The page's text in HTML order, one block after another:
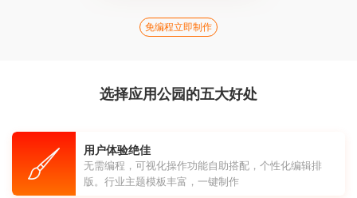
免编程立即制作
选择应用公园的五大好处
用户体验绝佳
无需编程，可视化操作功能自助搭配，个性化编辑排
版。行业主题模板丰富，一键制作